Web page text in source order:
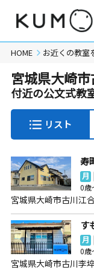
HOME お近くの教室
宮城県大崎
付近の公文式教
リスト
寿
月
0歳
宮城県大崎市古川江
す
月
0歳
宮城県大崎市古川李